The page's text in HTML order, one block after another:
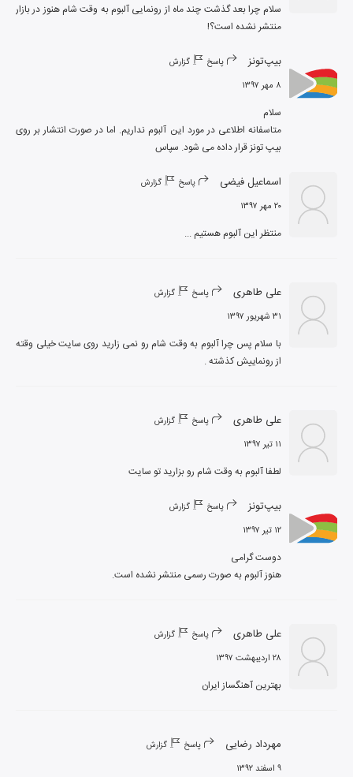
سلام چرا بعد گذشت چند ماه از رونمایی آلبوم به وقت شام هنوز در بازار
منتشر نشده است؟!
بیپ‌تونز پاسخ گزارش
۸ مهر ۱۳۹۷
متاسفانه اطلاعی در مورد این آلبوم نداریم. اما در صورت انتشار بر روی
بیپ تونز قرار داده می شود. سپاس
اسماعیل فیضی پاسخ گزارش
۲۰ مهر ۱۳۹۷
منتظر این آلبوم هستیم ...
علی طاهری پاسخ گزارش
۳۱ شهریور ۱۳۹۷
با سلام پس چرا آلبوم به وقت شام رو نمی زارید روی سایت خیلی وقته
از رونماییش کذشته .
علی طاهری پاسخ گزارش
۱۱ تیر ۱۳۹۷
لطفا آلبوم به وقت شام رو بزارید تو سایت
بیپ‌تونز پاسخ گزارش
۱۲ تیر ۱۳۹۷
هنوز آلبوم به صورت رسمی منتشر نشده است.
علی طاهری پاسخ گزارش
۲۸ اردیبهشت ۱۳۹۷
بهترین آهنگساز ایران
مهرداد رضایی پاسخ گزارش
۹ اسفند ۱۳۹۲